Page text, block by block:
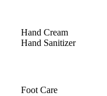
Hand Cream
Hand Sanitizer
Foot Care